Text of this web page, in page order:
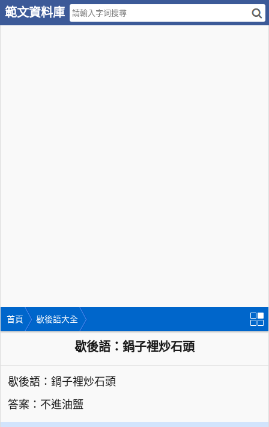
範文資料庫
首頁 歇後語大全
歇後語：鍋子裡炒石頭
歇後語：鍋子裡炒石頭
答案：不進油鹽